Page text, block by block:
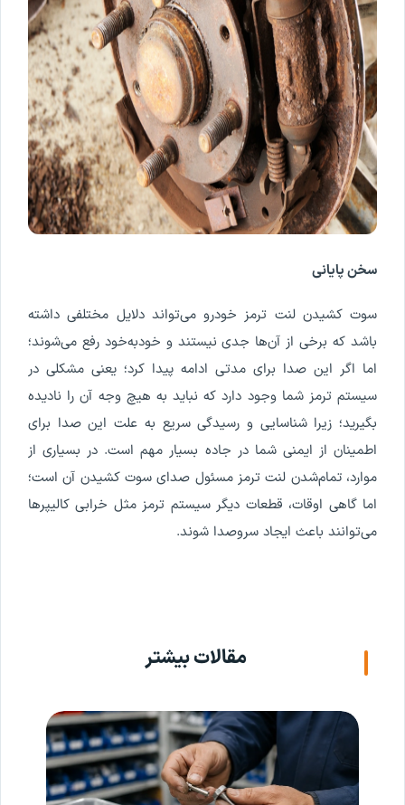
سخن پایانی
سوت کشیدن لنت ترمز خودرو می‌تواند دلایل مختلفی داشته
باشد که برخی از آن‌ها جدی نیستند و خود‌به‌خود رفع می‌شوند؛
اما اگر این صدا برای مدتی ادامه پیدا کرد؛ یعنی مشکلی در
سیستم ترمز شما وجود دارد که نباید به هیچ وجه آن را نادیده
بگیرید؛ زیرا شناسایی و رسیدگی سریع به علت این صدا برای
اطمینان از ایمنی شما در جاده بسیار مهم است. در بسیاری از
موارد، تمام‌شدن لنت ترمز مسئول صدای سوت کشیدن آن است؛
اما گاهی اوقات، قطعات دیگر سیستم ترمز مثل خرابی کالیپرها
می‌توانند باعث ایجاد سروصدا شوند.
مقالات بیشتر